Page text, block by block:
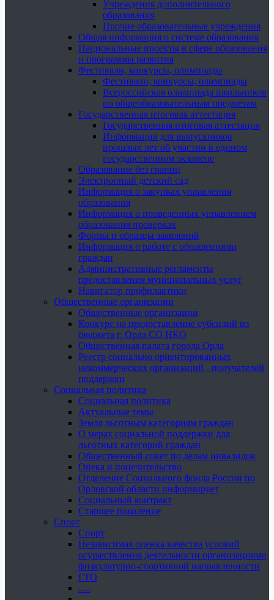
Учреждения дополнительного
образования
Прочие образовательные учреждения
Общая информация о системе образования
Национальные проекты в сфере образования
и программы развития
Фестивали, конкурсы, олимпиады
Фестивали, конкурсы, олимпиады
Всероссийская олимпиада школьников
по общеобразовательным предметам
Государственная итоговая аттестация
Государственная итоговая аттестация
Информация для выпускников
прошлых лет об участии в едином
государственном экзамене
Образование без границ
Электронный детский сад
Информация о закупках управления
образования
Информация о проведенных управлением
образования проверках
Формы и образцы заявлений
Информация о работе с обращениями
граждан
Административные регламенты
предоставления муниципальных услуг
Навигатор профилактики
Общественные организации
Общественные организации
Конкурс на предоставление субсидий из
бюджета г. Орла СО НКО
Общественная палата города Орла
Реестр социально ориентированных
некоммерческих организаций - получателей
поддержки
Социальная политика
Социальная политика
Актуальные темы
Земля льготным категориям граждан
О мерах социальной поддержки для
льготных категорий граждан
Общественный совет по делам инвалидов
Опека и попечительство
Отделение Социального фонда России по
Орловской области информирует
Социальный контракт
Старшее поколение
Спорт
Спорт
Независимая оценка качества условий
осуществления деятельности организациями
физкультурно-спортивной направленности
ГТО
.....